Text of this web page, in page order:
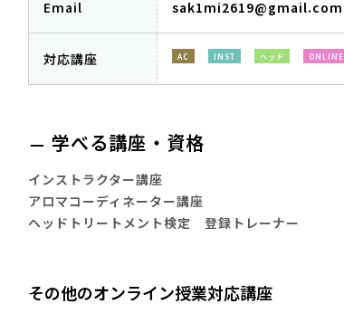
Email sak1mi2619@gmail.com
対応講座 AC INST ヘッド ONLINE
学べる講座・資格
インストラクター講座
アロマコーディネーター講座
ヘッドトリートメント検定 登録トレーナー
その他のオンライン授業対応講座